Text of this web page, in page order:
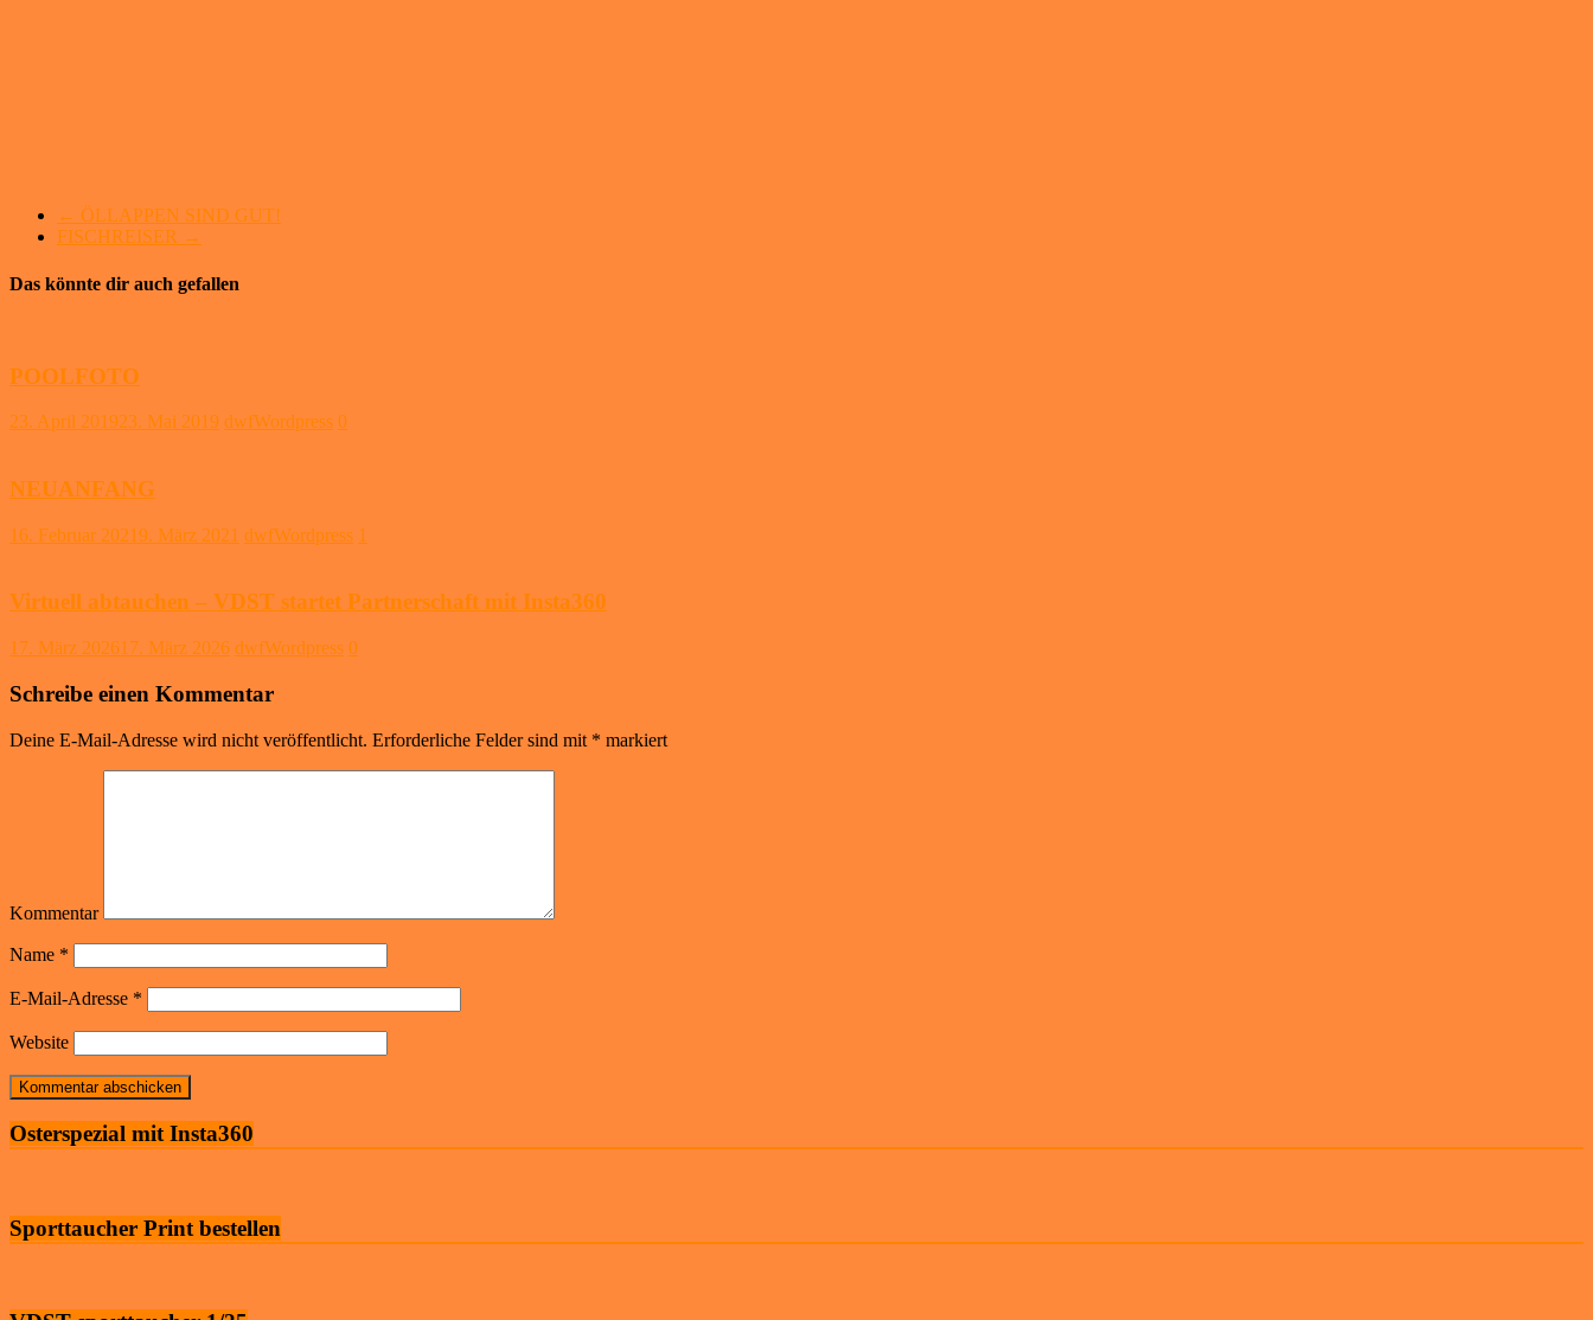
← ÖLLAPPEN SIND GUT!
FISCHREISER →
Das könnte dir auch gefallen
POOLFOTO
23. April 201923. Mai 2019 dwfWordpress 0
NEUANFANG
16. Februar 20219. März 2021 dwfWordpress 1
Virtuell abtauchen – VDST startet Partnerschaft mit Insta360
17. März 202617. März 2026 dwfWordpress 0
Schreibe einen Kommentar
Deine E-Mail-Adresse wird nicht veröffentlicht. Erforderliche Felder sind mit * markiert
Kommentar
Name *
E-Mail-Adresse *
Website
Osterspezial mit Insta360
Sporttaucher Print bestellen